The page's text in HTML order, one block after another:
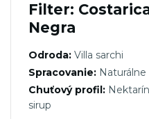
Filter:
Negra
Odroda: Villa sarchi
Spracovanie: Naturálne
Chuťový profil:
sirup